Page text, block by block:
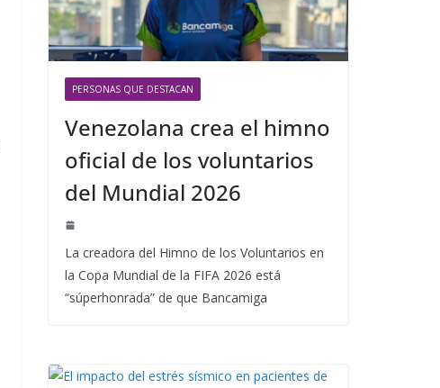
PERSONAS QUE DESTACAN
Venezolana crea el himno
oficial de los voluntarios
del Mundial 2026
La creadora del Himno de los Voluntarios en
la Copa Mundial de la FIFA 2026 está
“súperhonrada” de que Bancamiga